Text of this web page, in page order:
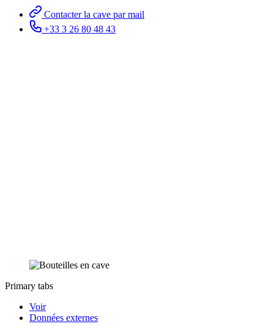
Contacter la cave par mail
+33 3 26 80 48 43
Primary tabs
Voir
Données externes